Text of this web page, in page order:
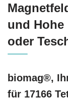
und Hohe
oder
biomag®,
für 17166